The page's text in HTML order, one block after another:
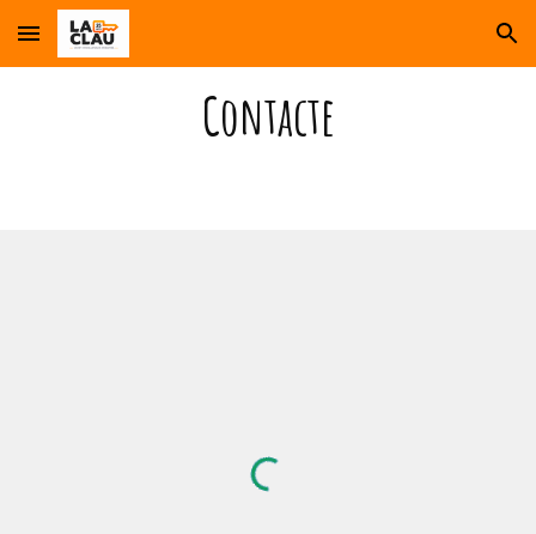
Skip to main content Skip to navigation
Contacte